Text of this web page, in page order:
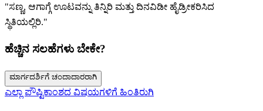
"ಸಣ್ಣ, ಆಗಾಗ್ಗೆ ಊಟವನ್ನು ತಿನ್ನಿರಿ ಮತ್ತು ದಿನವಿಡೀ ಹೈಡ್ರೀಕರಿಸಿದ
ಸ್ಥಿತಿಯಲ್ಲಿರಿ."
ಹೆಚ್ಚಿನ ಸಲಹೆಗಳು ಬೇಕೇ?
ಮಾರ್ಗದರ್ಶಿಗೆ ಚಂದಾದಾರರಾಗಿ
ಎಲ್ಲಾ ಪೌಷ್ಟಿಕಾಂಶದ ವಿಷಯಗಳಿಗೆ ಹಿಂತಿರುಗಿ